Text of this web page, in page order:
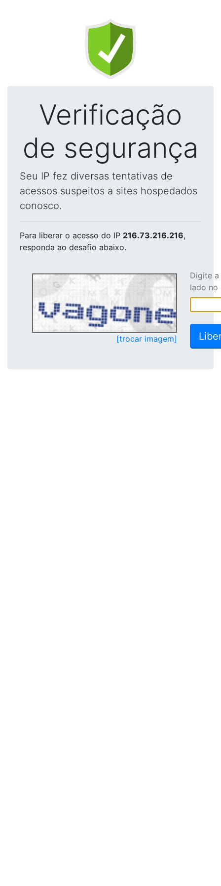
Verificação
de segurança
Seu IP fez diversas tentativas de
acessos suspeitos a sites hospedados
conosco.
Para liberar o acesso do IP 216.73.216.216,
responda ao desafio abaixo.
[trocar imagem]
Digite
lado no